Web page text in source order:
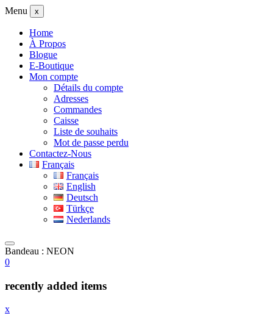
Menu x
Home
À Propos
Blogue
E-Boutique
Mon compte
Détails du compte
Adresses
Commandes
Caisse
Liste de souhaits
Mot de passe perdu
Contactez-Nous
Français
Français
English
Deutsch
Türkçe
Nederlands
Bandeau : NEON
0
recently added items
x